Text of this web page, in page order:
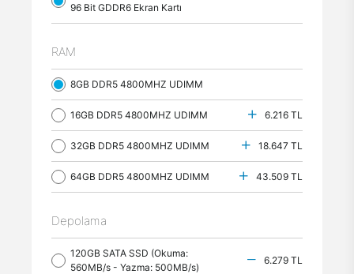
96 Bit GDDR6 Ekran Kartı
RAM
8GB DDR5 4800MHZ UDIMM
16GB DDR5 4800MHZ UDIMM 6.216 TL
32GB DDR5 4800MHZ UDIMM 18.647 TL
64GB DDR5 4800MHZ UDIMM 43.509 TL
Depolama
120GB SATA SSD (Okuma:
560MB/s - Yazma: 500MB/s)
6.279 TL